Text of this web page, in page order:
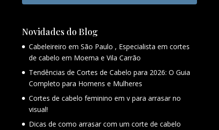
Novidades do Blog
Cabeleireiro em São Paulo , Especialista em cortes
de cabelo em Moema e Vila Carrão
Tendências de Cortes de Cabelo para 2026: O Guia
Completo para Homens e Mulheres
Cortes de cabelo feminino em v para arrasar no
visual!
Dicas de como arrasar com um corte de cabelo